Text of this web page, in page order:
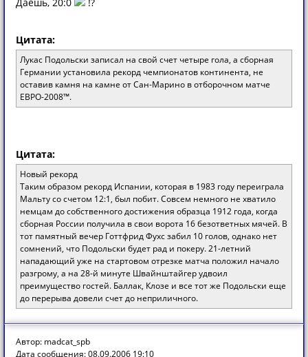
Цитата:
Лукас Подольски записал на свой счет четыре гола, а сборная
Германии установила рекорд чемпионатов континента, не
оставив камня на камне от Сан-Марино в отборочном матче
ЕВРО-2008™.
Цитата:
Новый рекорд
Таким образом рекорд Испании, которая в 1983 году переиграла
Мальту со счетом 12:1, был побит. Совсем немного не хватило
немцам до собственного достижения образца 1912 года, когда
сборная России получила в свои ворота 16 безответных мячей. В
тот памятный вечер Готтфрид Фухс забил 10 голов, однако нет
сомнений, что Подольски будет рад и покеру. 21-летний
нападающий уже на стартовом отрезке матча положил начало
разгрому, а на 28-й минуте Швайнштайгер удвоил
преимущество гостей. Баллак, Клозе и все тот же Подольски еще
до перерыва довели счет до неприличного.
Автор: madcat_spb
Дата сообщения: 08.09.2006 19:10